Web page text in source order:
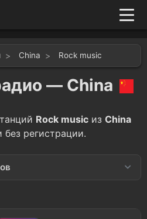
China Rock music
— China
Rock musicиз China
без регистрации.